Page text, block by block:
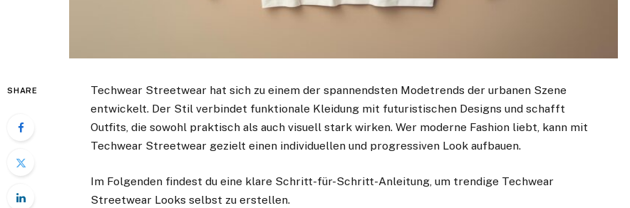
SHARE
Techwear Streetwear hat sich zu einem der spannendsten Modetrends der urbanen Szene
entwickelt. Der Stil verbindet funktionale Kleidung mit futuristischen Designs und schafft
Outfits, die sowohl praktisch als auch visuell stark wirken. Wer moderne Fashion liebt, kann mit
Techwear Streetwear gezielt einen individuellen und progressiven Look aufbauen.
Im Folgenden findest du eine klare Schritt-für-Schritt-Anleitung, um trendige Techwear
Streetwear Looks selbst zu erstellen.